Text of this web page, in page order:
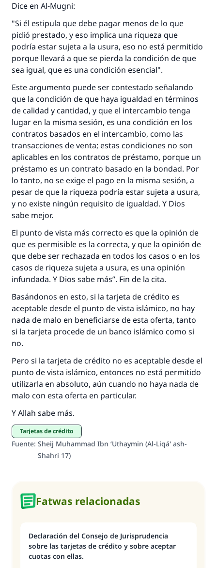
Dice en Al-Mugni:
"Si él estipula que debe pagar menos de lo que
pidió prestado, y eso implica una riqueza que
podría estar sujeta a la usura, eso no está permitido
porque llevará a que se pierda la condición de que
sea igual, que es una condición esencial".
Este argumento puede ser contestado señalando
que la condición de que haya igualdad en términos
de calidad y cantidad, y que el intercambio tenga
lugar en la misma sesión, es una condición en los
contratos basados en el intercambio, como las
transacciones de venta; estas condiciones no son
aplicables en los contratos de préstamo, porque un
préstamo es un contrato basado en la bondad. Por
lo tanto, no se exige el pago en la misma sesión, a
pesar de que la riqueza podría estar sujeta a usura,
y no existe ningún requisito de igualdad. Y Dios
sabe mejor.
El punto de vista más correcto es que la opinión de
que es permisible es la correcta, y que la opinión de
que debe ser rechazada en todos los casos o en los
casos de riqueza sujeta a usura, es una opinión
infundada. Y Dios sabe más”. Fin de la cita.
Basándonos en esto, si la tarjeta de crédito es
aceptable desde el punto de vista islámico, no hay
nada de malo en beneficiarse de esta oferta, tanto
si la tarjeta procede de un banco islámico como si
no.
Pero si la tarjeta de crédito no es aceptable desde el
punto de vista islámico, entonces no está permitido
utilizarla en absoluto, aún cuando no haya nada de
malo con esta oferta en particular.
Y Allah sabe más.
Tarjetas de crédito
Fuente: Sheij Muhammad Ibn ‘Uthaymin (Al-Liqá' ash-
Shahri 17)
Fatwas relacionadas
Declaración del Consejo de Jurisprudencia
sobre las tarjetas de crédito y sobre aceptar
cuotas con ellas.